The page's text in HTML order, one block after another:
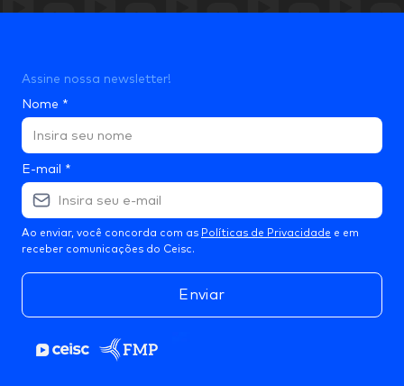
Assine nossa newsletter!
Nome *
E-mail *
Ao enviar, você concorda com as Políticas de Privacidade e em
receber comunicações do Ceisc.
Enviar